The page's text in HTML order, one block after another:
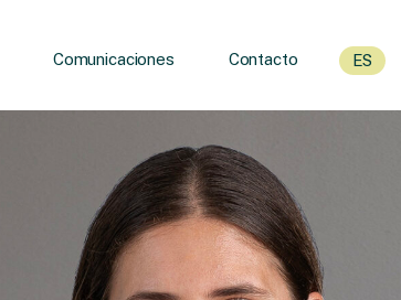
ES
Comunicaciones Contacto